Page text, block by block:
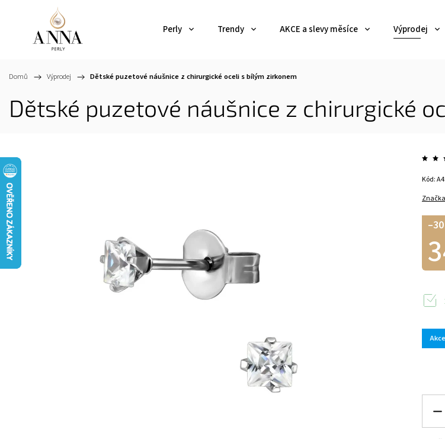
Perly Trendy AKCE a slevy měsíce Výprodej
Domů / Výprodej / Dětské puzetové náušnice z chirurgické oceli s bílým zirkonem
Dětské puzetové náušnice z chirurgické
Kód:
Akce